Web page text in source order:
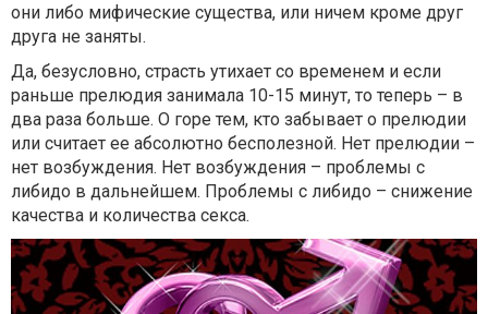
они либо мифические существа, или ничем кроме друг
друга не заняты.
Да, безусловно, страсть утихает со временем и если
раньше прелюдия занимала 10-15 минут, то теперь – в
два раза больше. О горе тем, кто забывает о прелюдии
или считает ее абсолютно бесполезной. Нет прелюдии –
нет возбуждения. Нет возбуждения – проблемы с
либидо в дальнейшем. Проблемы с либидо – снижение
качества и количества секса.